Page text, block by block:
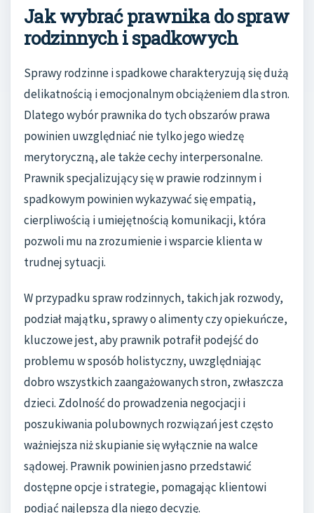
Jak wybrać prawnika do spraw
rodzinnych i spadkowych
Sprawy rodzinne i spadkowe charakteryzują się dużą
delikatnością i emocjonalnym obciążeniem dla stron.
Dlatego wybór prawnika do tych obszarów prawa
powinien uwzględniać nie tylko jego wiedzę
merytoryczną, ale także cechy interpersonalne.
Prawnik specjalizujący się w prawie rodzinnym i
spadkowym powinien wykazywać się empatią,
cierpliwością i umiejętnością komunikacji, która
pozwoli mu na zrozumienie i wsparcie klienta w
trudnej sytuacji.
W przypadku spraw rodzinnych, takich jak rozwody,
podział majątku, sprawy o alimenty czy opiekuńcze,
kluczowe jest, aby prawnik potrafił podejść do
problemu w sposób holistyczny, uwzględniając
dobro wszystkich zaangażowanych stron, zwłaszcza
dzieci. Zdolność do prowadzenia negocjacji i
poszukiwania polubownych rozwiązań jest często
ważniejsza niż skupianie się wyłącznie na walce
sądowej. Prawnik powinien jasno przedstawić
dostępne opcje i strategie, pomagając klientowi
podjąć najlepszą dla niego decyzję.